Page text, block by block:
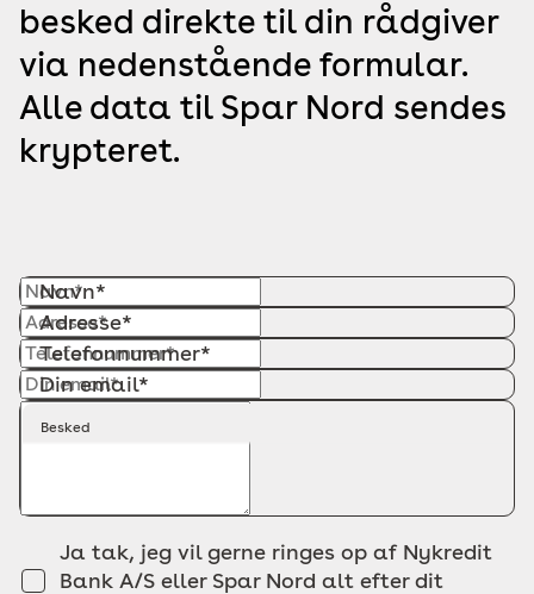
besked direkte til din rådgiver
via nedenstående formular.
Alle data til Spar Nord sendes
krypteret.
Navn*
Adresse*
Telefonnummer*
Din email*
Besked
Ja tak, jeg vil gerne ringes op af Nykredit
Bank A/S eller Spar Nord alt efter dit